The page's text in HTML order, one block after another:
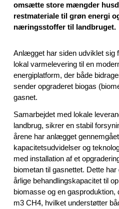
omsætte store mængder
restmateriale til grøn energi
næringsstoffer til landbruget.
Anlægget har siden udviklet sig
lokal varmelevering til en
energiplatform, der både
sender opgraderet biogas
gasnet.
Samarbejdet med lokale
landbrug, sikrer en stabil
årene har anlægget
kapacitetsudvidelser og
med installation af et
biometan til gasnettet. Dette
årlige behandlingskapacitet til
biomasse og en
m3 CH4, hvilket understøtter